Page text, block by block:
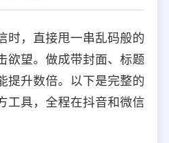
PC 其他
时，直接甩一串乱码般的
欲望。做成带封面、标题
提升数倍。以下是完整的
工具，全程在抖音和微信